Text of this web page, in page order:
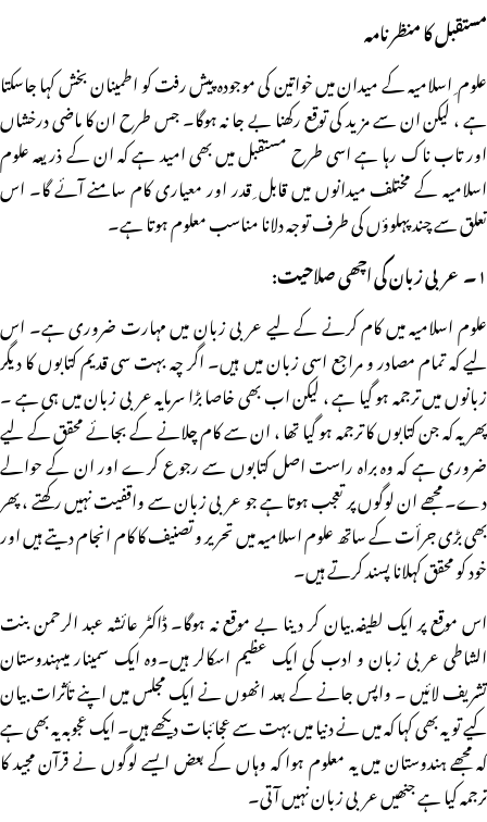
مستقبل کا منظر نامہ
علوم ِ اسلامیہ کے میدان میں خواتین کی موجودہ پیش رفت کو اطمینان بخش کہا جاسکتا
ہے ، لیکن ان سے مزید کی توقع رکھنا بے جا نہ ہوگا۔ جس طرح ان کا ماضی درخشاں
اور تاب ناک رہا ہے اسی طرح مستقبل میں بھی امید ہے کہ ان کے ذریعہ علوم
اسلامیہ کے مختلف میدانوں میں قابل ِ قدر اور معیاری کام سامنے آئے گا۔ اس
تعلق سے چند پہلوؤں کی طرف توجہ دلانا مناسب معلوم ہوتا ہے۔
۱۔ عربی زبان کی اچھی صلاحیت:
علوم اسلامیہ میں کام کرنے کے لیے عربی زبان میں مہارت ضروری ہے۔ اس
لیے کہ تمام مصادر و مراجع اسی زبان میں ہیں۔ اگر چہ بہت سی قدیم کتابوں کا دیگر
زبانوں میں ترجمہ ہو گیا ہے ، لیکن اب بھی خاصا بڑا سرمایہ عربی زبان میں ہی ہے ۔
پھر یہ کہ جن کتابوں کا ترجمہ ہو گیا تھا ، ان سے کام چلانے کے بجائے محقق کے لیے
ضروری ہے کہ وہ براہ راست اصل کتابوں سے رجوع کرے اور ان کے حوالے
دے۔ مجھے ان لوگوں پر تعجب ہوتا ہے جو عربی زبان سے واقفیت نہیں رکھتے ، پھر
بھی بڑی جرأت کے ساتھ علوم اسلامیہ میں تحریر و تصنیف کا کام انجام دیتے ہیں اور
خود کو محقق کہلانا پسند کرتے ہیں۔
اس موقع پر ایک لطیفہ بیان کر دینا بے موقع نہ ہوگا۔ ڈاکٹر عائشہ عبد الرحمن بنت
الشاطی عربی زبان و ادب کی ایک عظیم اسکالر ہیں۔وہ ایک سمینار میںہندوستان
تشریف لائیں ۔ واپس جانے کے بعد انھوں نے ایک مجلس میں اپنے تأثرات بیان
کیے تو یہ بھی کہا کہ میں نے دنیا میں بہت سے عجائبات دیکھے ہیں۔ ایک عجوبہ یہ بھی ہے
کہ مجھے ہندوستان میں یہ معلوم ہوا کہ وہاں کے بعض ایسے لوگوں نے قرآن مجید کا
ترجمہ کیا ہے جنھیں عربی زبان نہیں آتی۔